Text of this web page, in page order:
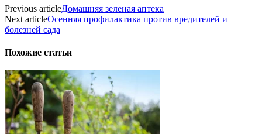
Previous articleДомашняя зеленая аптека
Next articleОсенняя профилактика против вредителей и
болезней сада
Похожие статьи